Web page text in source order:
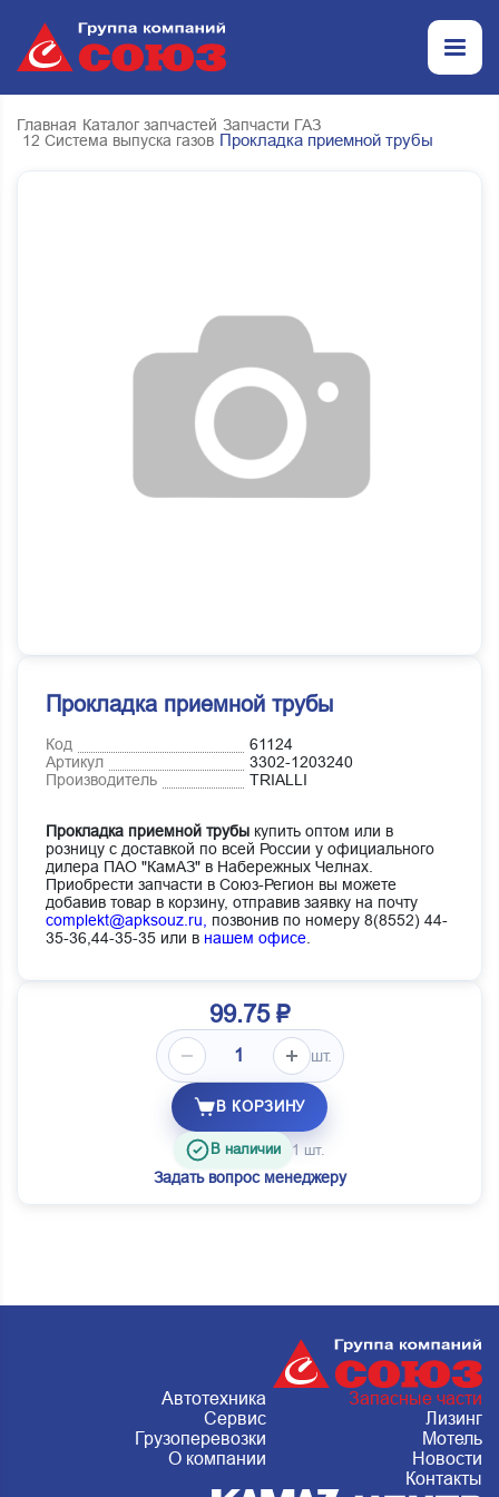
Главная Каталог запчастей Запчасти ГАЗ
12 Система выпуска газов Прокладка приемной трубы
Прокладка приемной трубы
Код
61124
Артикул
3302-1203240
Производитель
TRIALLI
Прокладка приемной трубы купить оптом или в
розницу с доставкой по всей России у официального
дилера ПАО "КамАЗ" в Набережных Челнах.
Приобрести запчасти в Союз-Регион вы можете
добавив товар в корзину, отправив заявку на почту
complekt@apksouz.ru,
позвонив по номеру 8(8552) 44-
35-36,44-35-35 или в нашем офисе
99.75 ₽
шт.
В КОРЗИНУ
В наличии 1 шт.
Задать вопрос менеджеру
Автотехника
Запасные части
Сервис
Лизинг
Грузоперевозки
Мотель
О компании
Новости
Контакты